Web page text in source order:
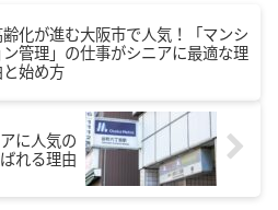
齢化が進む大阪市で人気！「マンシ
ン管理」の仕事がシニアに最適な理
と始め方
に人気の
れる理由